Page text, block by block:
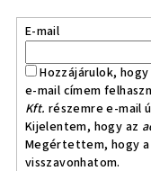
E-mail
Hozzájárulok,
e-mail címem
Kft. részemre e-mail
Kijelentem, hogy az
Megértettem, hogy
visszavonhatom.